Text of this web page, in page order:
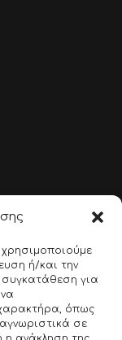
χρησιμοποιούμε
ή/και την
για
όπως
σε